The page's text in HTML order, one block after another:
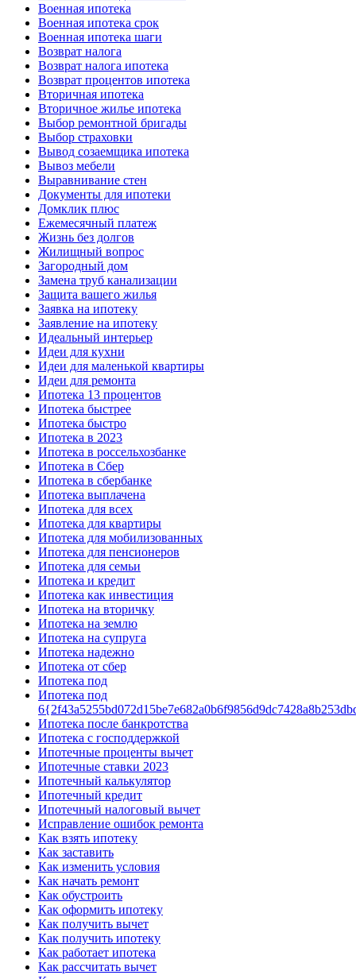
Военная ипотека
Военная ипотека срок
Военная ипотека шаги
Возврат налога
Возврат налога ипотека
Возврат процентов ипотека
Вторичная ипотека
Вторичное жилье ипотека
Выбор ремонтной бригады
Выбор страховки
Вывод созаемщика ипотека
Вывоз мебели
Выравнивание стен
Документы для ипотеки
Домклик плюс
Ежемесячный платеж
Жизнь без долгов
Жилищный вопрос
Загородный дом
Замена труб канализации
Защита вашего жилья
Заявка на ипотеку
Заявление на ипотеку
Идеальный интерьер
Идеи для кухни
Идеи для маленькой квартиры
Идеи для ремонта
Ипотека 13 процентов
Ипотека быстрее
Ипотека быстро
Ипотека в 2023
Ипотека в россельхозбанке
Ипотека в Сбер
Ипотека в сбербанке
Ипотека выплачена
Ипотека для всех
Ипотека для квартиры
Ипотека для мобилизованных
Ипотека для пенсионеров
Ипотека для семьи
Ипотека и кредит
Ипотека как инвестиция
Ипотека на вторичку
Ипотека на землю
Ипотека на супруга
Ипотека надежно
Ипотека от сбер
Ипотека под
Ипотека под
Ипотека после банкротства
Ипотека с господдержкой
Ипотечные проценты вычет
Ипотечные ставки 2023
Ипотечный калькулятор
Ипотечный кредит
Ипотечный налоговый вычет
Исправление ошибок ремонта
Как взять ипотеку
Как заставить
Как изменить условия
Как начать ремонт
Как обустроить
Как оформить ипотеку
Как получить вычет
Как получить ипотеку
Как работает ипотека
Как рассчитать вычет